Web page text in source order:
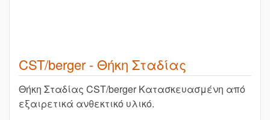
CST/berger - Θήκη Σταδίας
Θήκη Σταδίας CST/berger Κατασκευασμένη από
εξαιρετικά ανθεκτικό υλικό.